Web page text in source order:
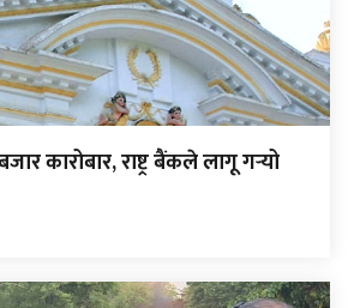
कारोबार, राष्ट्र बैंकले लागू गर्‍यो